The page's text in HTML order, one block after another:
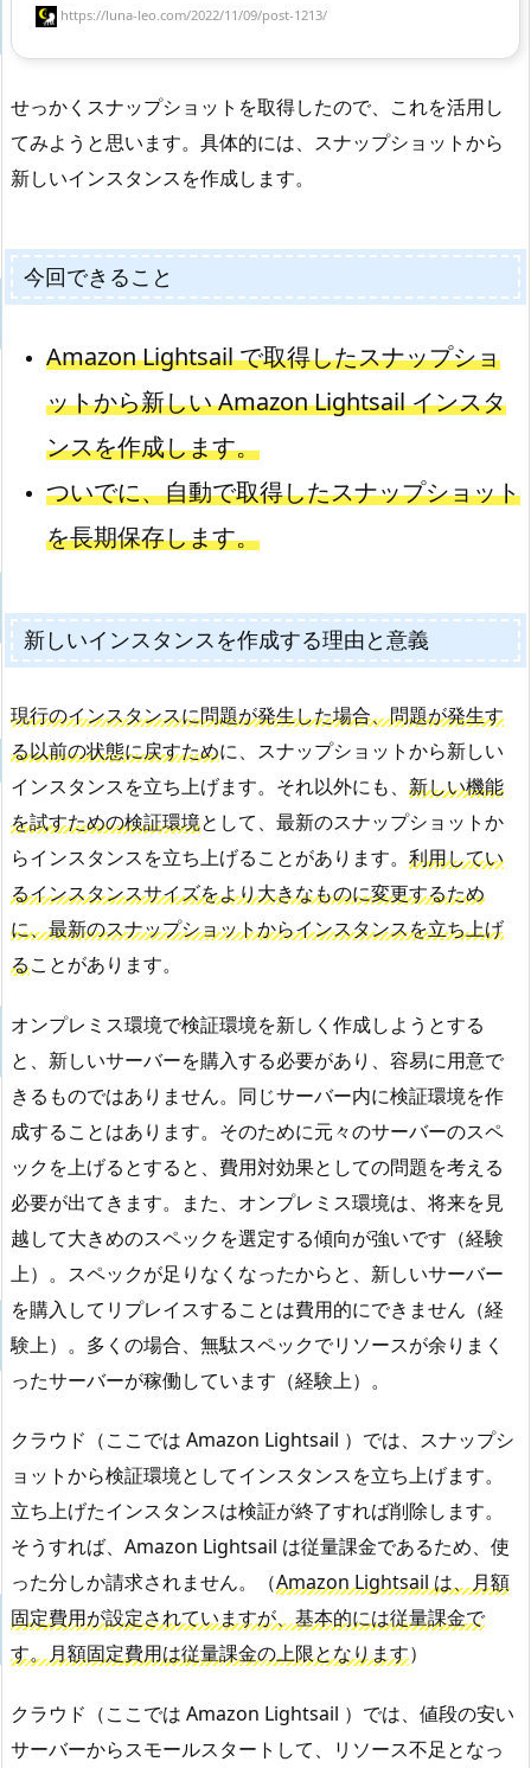
https://luna-leo.com/2022/11/09/post-1213/
せっかくスナップショットを取得したので、これを活用し
てみようと思います。具体的には、スナップショットから
新しいインスタンスを作成します。
今回できること
Amazon Lightsail で取得したスナップショ
ットから新しい Amazon Lightsail インスタ
ンスを作成します。
ついでに、自動で取得したスナップショット
を長期保存します。
新しいインスタンスを作成する理由と意義
現行のインスタンスに問題が発生した場合、問題が発生す
る以前の状態に戻すために、スナップショットから新しい
インスタンスを立ち上げます。それ以外にも、 新しい機能
を試すための検証環境として、最新のスナップショットか
らインスタンスを立ち上げることがあります。 利用してい
るインスタンスサイズをより大きなものに変更するため
に、最新のスナップショットからインスタンスを立ち上げ
ることがあります。
オンプレミス環境で検証環境を新しく作成しようとする
と、新しいサーバーを購入する必要があり、容易に用意で
きるものではありません。同じサーバー内に検証環境を作
成することはあります。そのために元々のサーバーのスペ
ックを上げるとすると、費用対効果としての問題を考える
必要が出てきます。また、オンプレミス環境は、将来を見
越して大きめのスペックを選定する傾向が強いです（経験
上）。スペックが足りなくなったからと、新しいサーバー
を購入してリプレイスすることは費用的にできません（経
験上）。多くの場合、無駄スペックでリソースが余りまく
ったサーバーが稼働しています（経験上）。
クラウド（ここでは Amazon Lightsail ）では、スナップシ
ョットから検証環境としてインスタンスを立ち上げます。
立ち上げたインスタンスは検証が終了すれば削除します。
そうすれば、Amazon Lightsail は従量課金であるため、使
った分しか請求されません。（Amazon Lightsail は、月額
固定費用が設定されていますが、基本的には従量課金で
す。月額固定費用は従量課金の上限となります）
クラウド（ここでは Amazon Lightsail ）では、値段の安い
サーバーからスモールスタートして、リソース不足となっ